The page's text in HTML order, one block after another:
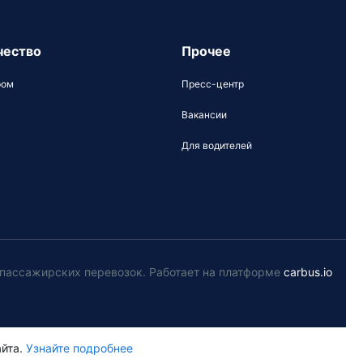
Узнайте подробнее
Прочее
Пресс-центр
Вакансии
Для водителей
перевозок. Работает на платформе carbus.io